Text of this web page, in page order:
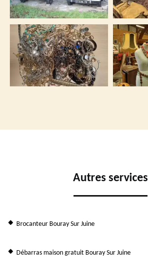
Autres services
Brocanteur Bouray Sur Juine
Débarras maison gratuit Bouray Sur Juine